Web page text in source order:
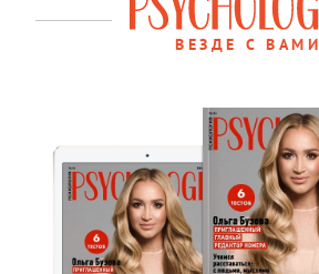
ВЕЗДЕ С ВАМИ